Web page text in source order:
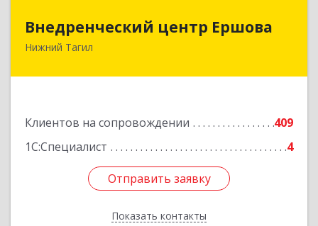
Внедренческий центр Ершова
Нижний Тагил
Клиентов на сопровождении
409
1С:Специалист
4
Отправить заявку
Показать контакты
Внедренческий центр Ершова
622030, Свердловская обл, Нижний Тагил г,
Отправить заявку
Назад